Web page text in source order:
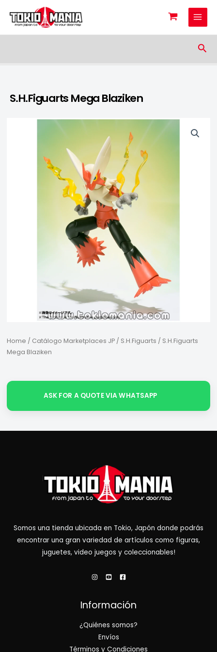
Skip to content
S.H.Figuarts Mega Blaziken
Home / Catálogo Marketplaces JP/ S.H.Figuarts / S.H.Figuarts
Mega Blaziken
ASK FOR A QUOTE VIA WHATSAPP
Somos una tienda ubicada en Tokio, Japón donde podrás
encontrar una gran variedad de artículos como figuras,
juguetes, video juegos y coleccionables!
Información
¿Quiénes somos?
Envíos
Términos y Condiciones